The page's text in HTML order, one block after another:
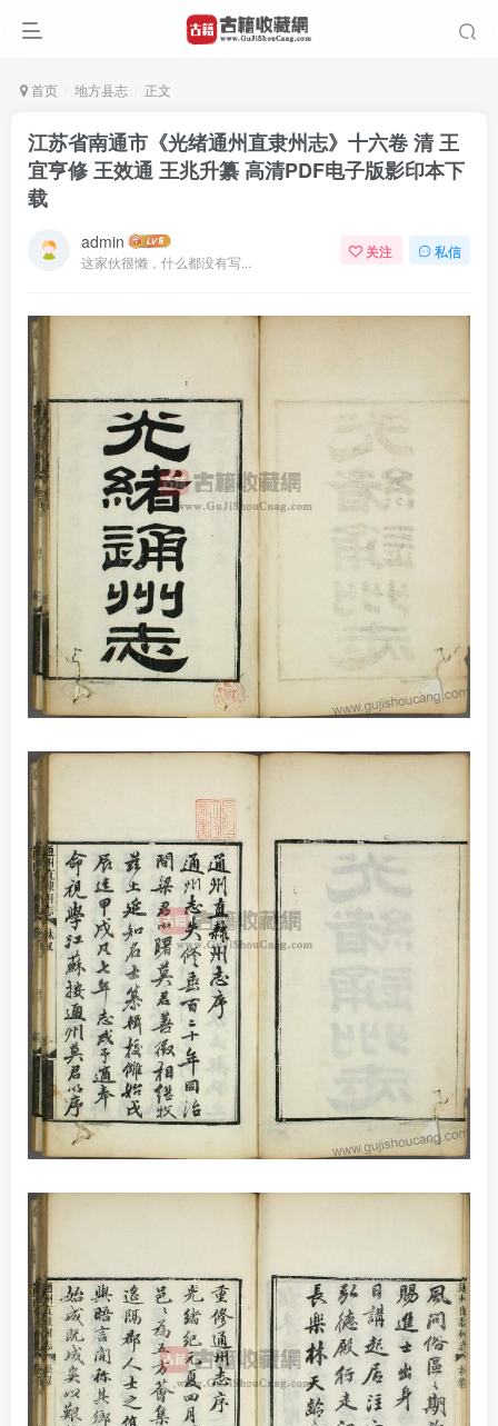
首页 地方县志 正文
江苏省南通市《光绪通州直隶州志》十六卷 清 王
宜亨修 王效通 王兆升纂 高清PDF电子版影印本下
载
admin
这家伙很懒，什么都没有写...
关注 私信